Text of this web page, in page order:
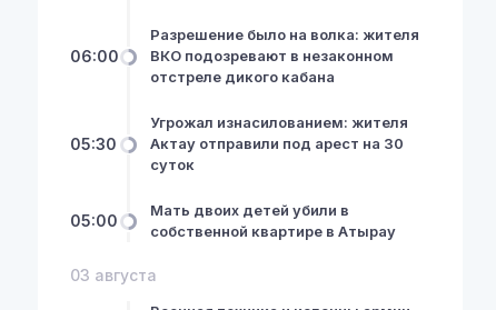
06:00
Разрешение было на волка: жителя
ВКО подозревают в незаконном
отстреле дикого кабана
05:30
Угрожал изнасилованием: жителя
Актау отправили под арест на 30
суток
05:00
Мать двоих детей убили в
собственной квартире в Атырау
03 августа